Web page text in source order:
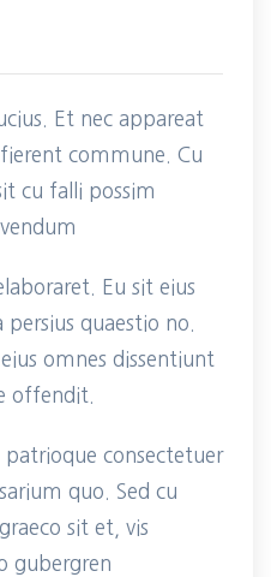
Et nec appareat
commune. Cu
cu falli possim
Eu sit eius
persius quaestio no.
omnes dissentiunt
offendit.
patrioque consectetuer
quo. Sed cu
sit et, vis
gubergren